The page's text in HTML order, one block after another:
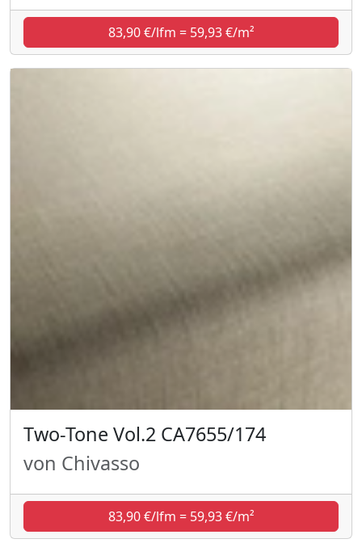
83,90 €/lfm = 59,93 €/m²
Two-Tone Vol.2 CA7655/174
von Chivasso
83,90 €/lfm = 59,93 €/m²